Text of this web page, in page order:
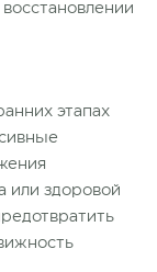
этапах
или здоровой